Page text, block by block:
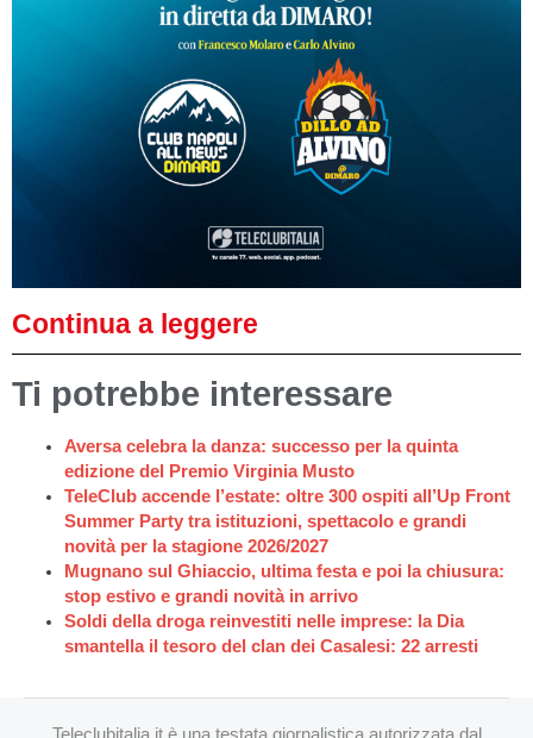
Continua a leggere
Ti potrebbe interessare
Aversa celebra la danza: successo per la quinta
edizione del Premio Virginia Musto
TeleClub accende l’estate: oltre 300 ospiti all’Up Front
Summer Party tra istituzioni, spettacolo e grandi
novità per la stagione 2026/2027
Mugnano sul Ghiaccio, ultima festa e poi la chiusura:
stop estivo e grandi novità in arrivo
Soldi della droga reinvestiti nelle imprese: la Dia
smantella il tesoro del clan dei Casalesi: 22 arresti